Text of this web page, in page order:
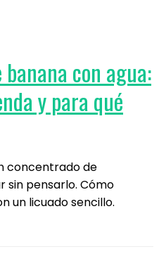
con agua:
y para qué
concentrado de
sin pensarlo. Cómo
un licuado sencillo.